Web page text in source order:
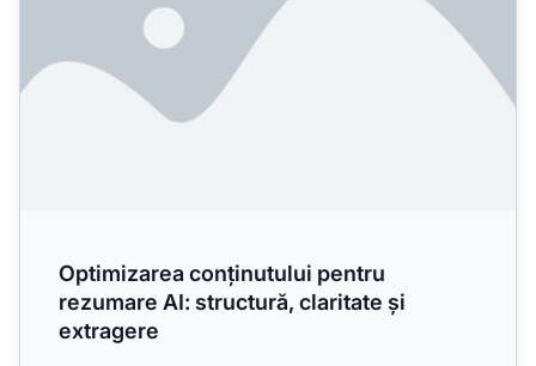
Optimizarea conținutului pentru
rezumare AI: structură, claritate și
extragere